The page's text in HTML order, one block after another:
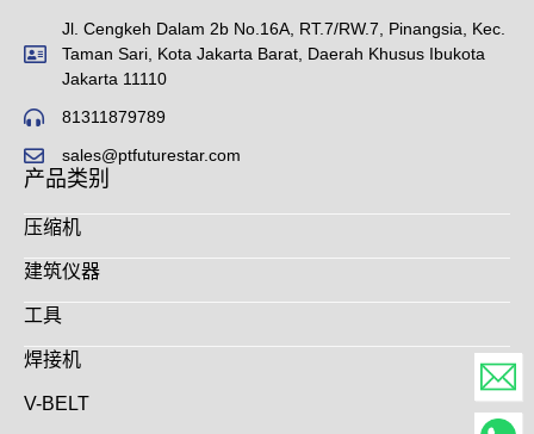
Jl. Cengkeh Dalam 2b No.16A, RT.7/RW.7, Pinangsia, Kec.
Taman Sari, Kota Jakarta Barat, Daerah Khusus Ibukota
Jakarta 11110
81311879789
sales@ptfuturestar.com
产品类别
压缩机
建筑仪器
工具
焊接机
V-BELT